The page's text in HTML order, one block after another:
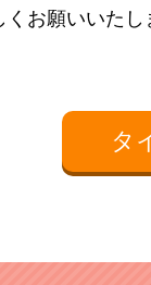
くお願いいたし
タ